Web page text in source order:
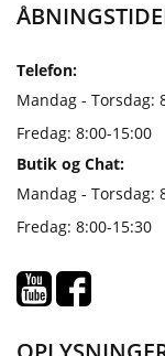
Telefon:
Mandag - Torsdag:
Fredag: 8:00-15:00
Butik og Chat:
Mandag - Torsdag:
Fredag: 8:00-15:30